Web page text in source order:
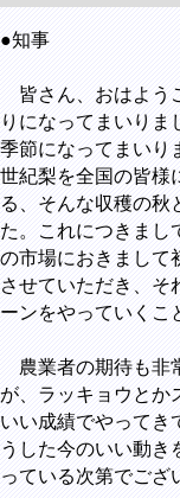
●知事
皆さん、おはよう
りになってまいりま
季節になってまいり
世紀梨を全国の皆様
る、そんな収穫の秋
た。これにつきまし
の市場におきまして
させていただき、そ
ーンをやっていくこ
農業者の期待も非
が、ラッキョウとか
いい成績でやってき
うした今のいい動き
っている次第でござ